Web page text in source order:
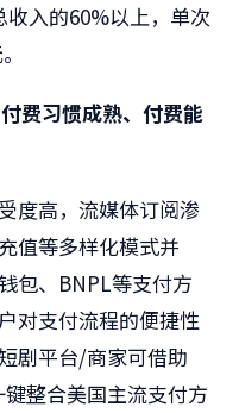
入的60%以上，单次
费习惯成熟、付费能
度高，流媒体订阅渗
值等多样化模式并
包、BNPL等支付方
对支付流程的便捷性
剧平台/商家可借助
整合美国主流支付方